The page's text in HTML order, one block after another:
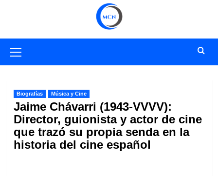
primario
Biografías Música y Cine
Jaime Chávarri (1943-VVVV):
Director, guionista y actor de cine
que trazó su propia senda en la
historia del cine español